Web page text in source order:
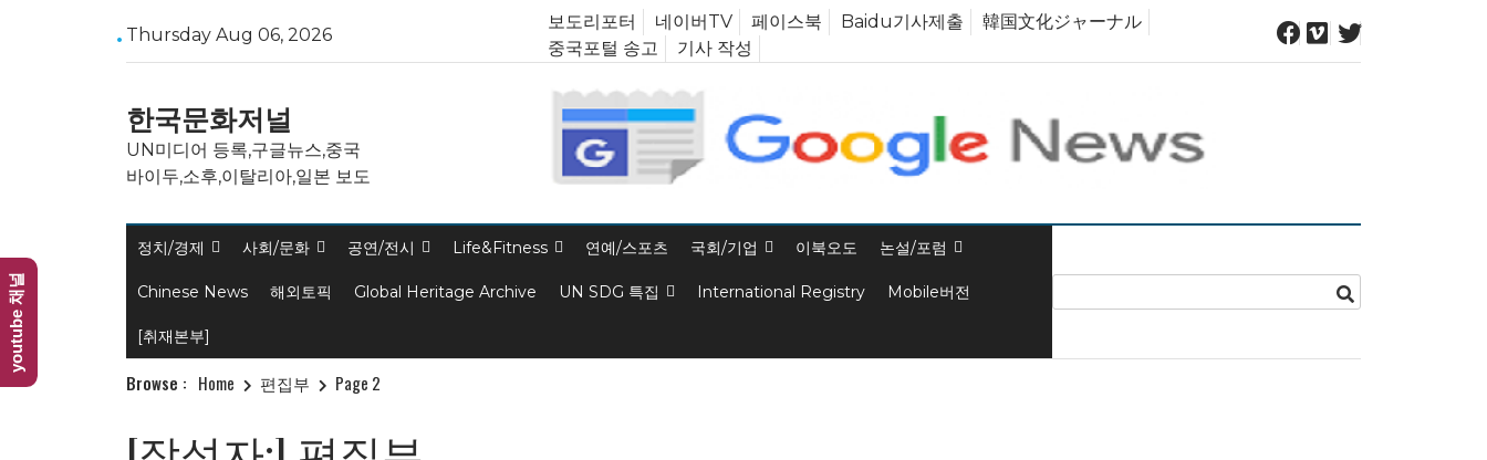
Thursday Aug 06, 2026
보도리포터 네이버TV 페이스북 Baidu기사제출
韓国文化ジャーナル
중국포털 송고
기사 작성
한국문화저널
UN미디어 등록,구글뉴스,중국
바이두,소후,이탈리아,일본 보도
정치/경제 사회/문화 공연/전시 Life&Fitness 연예/스포츠 국회/기업 이북오도 논설/포럼
Chinese News 해외토픽 Global Heritage Archive UN SDG 특집 International Registry Mobile버전
[취재본부]
Browse : Home 편집부 Page 2
youtube 채널